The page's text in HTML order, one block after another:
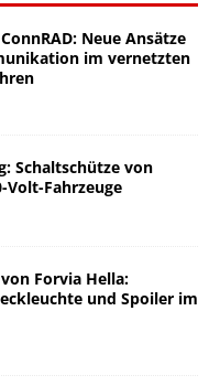
Neue Ansätze
im vernetzten
Schaltschütze von
Volt-Fahrzeuge
Forvia Hella:
und Spoiler im